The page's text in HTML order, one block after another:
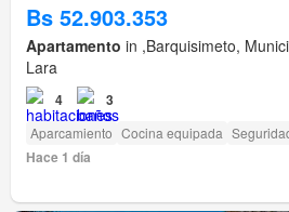
Bs 52.903.353
Apartamento in ,Barquisimeto,
Lara
4 3
Aparcamiento Cocina equipada
Hace 1 día